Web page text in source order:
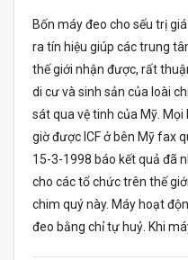
Bốn máy đeo cho sếu trị
ra tín hiệu giúp các trung
thế giới nhận được, rất
di cư và sinh sản của loài
sát qua vệ tinh của Mỹ.
giờ được ICF ở bên Mỹ fax
15-3-1998 báo kết quả đã
cho các tổ chức trên thế
chim quý này. Máy hoạt
đeo bằng chỉ tự huỷ. Khi